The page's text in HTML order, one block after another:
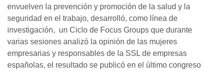
envuelven la prevención y promoción de la salud y la
seguridad en el trabajo, desarrolló, como línea de
investigación, un Ciclo de Focus Groups que durante
varias sesiones analizó la opinión de las mujeres
empresarias y responsables de la SSL de empresas
españolas, el resultado se publicó en el último congreso